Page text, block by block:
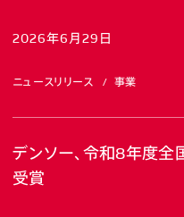
2026年6月29日
ニュースリリース 事業
デンソー、令和8年度
受賞